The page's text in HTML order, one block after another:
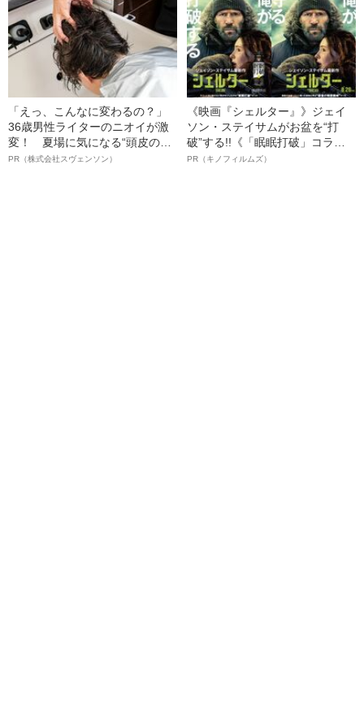
「えっ、こんなに変わるの？」
36歳男性ライターのニオイが激
変！ 夏場に気になる“頭皮のニ
オイ”や“ベタつき”を解消す
PR（株式会社スヴェンソン）
《映画『シェルター』》ジェイ
ソン・ステイサムがお盆を“打
破”する!!《「眠眠打破」コラ
ボ》
PR（キノフィルムズ）